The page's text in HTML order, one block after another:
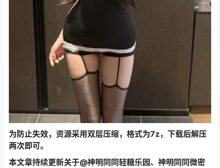
为防止失效，资源采用双层压缩，格式为7z，下载后解压
两次即可。
本文章持续更新关于@神明同同轻糖乐园、神明同同微密